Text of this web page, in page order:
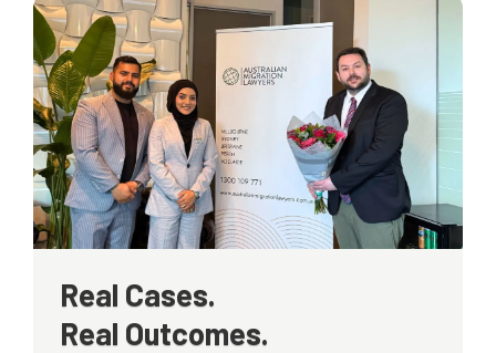
Real Cases.
Real Outcomes.